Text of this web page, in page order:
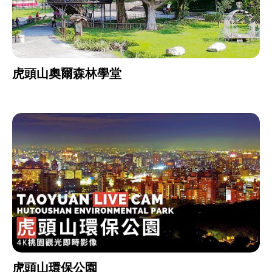
虎頭山奧爾森林學堂
虎頭山環保公園